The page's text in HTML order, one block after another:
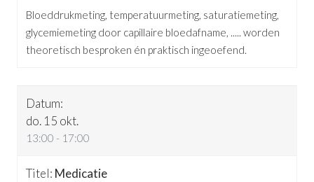
Bloeddrukmeting, temperatuurmeting, saturatiemeting,
glycemiemeting door capillaire bloedafname, ..... worden
theoretisch besproken én praktisch ingeoefend.
do. 15 okt.
13:00 - 17:00
Medicatie